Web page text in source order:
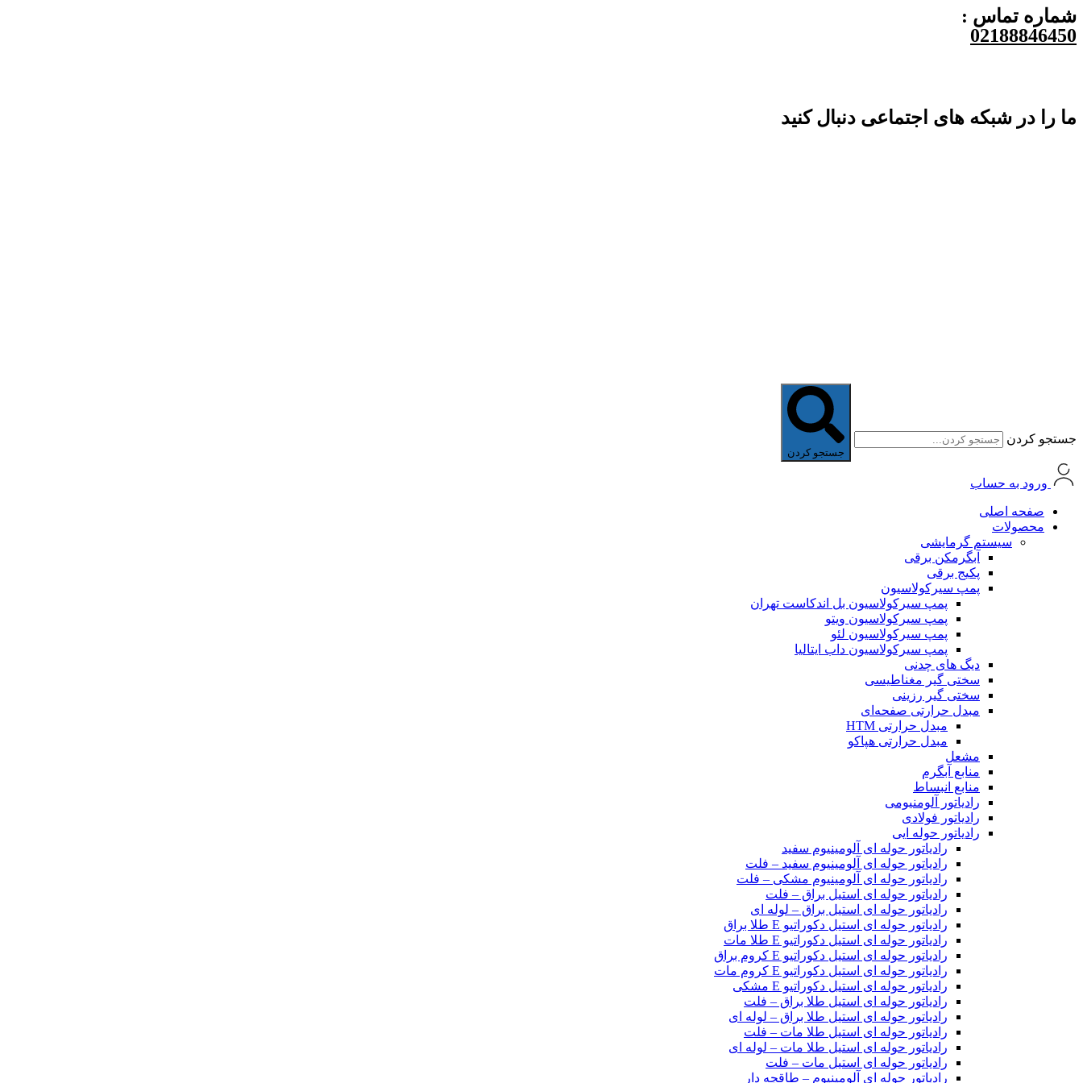
شماره تماس :
02188846450
ما را در شبکه های اجتماعی دنبال کنید
جستجو کردن
جستجو کردن
ورود به حساب
صفحه اصلی
محصولات
سیستم گرمایشی
آبگرمکن برقی
پکیج برقی
پمپ سیرکولاسیون
پمپ سیرکولاسیون بل اندکاست تهران
پمپ سیرکولاسیون ویتو
پمپ سیرکولاسیون لئو
پمپ سیرکولاسیون داب ایتالیا
دیگ های چدنی
سختی گیر مغناطیسی
سختی گیر رزینی
مبدل حرارتی صفحه‌ای
مبدل حرارتی HTM‎
مبدل حرارتی هپاکو
مشعل
منابع آبگرم
منابع انبساط
رادیاتور آلومنیومی
رادیاتور فولادی
رادیاتور حوله ایی
رادیاتور حوله ای آلومینیوم سفید
رادیاتور حوله ای آلومینیوم سفید – فلت
رادیاتور حوله ای آلومینیوم مشکی – فلت
رادیاتور حوله ای استیل براق – فلت
رادیاتور حوله ای استیل براق – لوله ای
رادیاتور حوله ای استیل دکوراتیو E طلا براق
رادیاتور حوله ای استیل دکوراتیو E طلا مات
رادیاتور حوله ای استیل دکوراتیو E کروم براق
رادیاتور حوله ای استیل دکوراتیو E کروم مات
رادیاتور حوله ای استیل دکوراتیو E مشکی
رادیاتور حوله ای استیل طلا براق – فلت
رادیاتور حوله ای استیل طلا براق – لوله ای
رادیاتور حوله ای استیل طلا مات – فلت
رادیاتور حوله ای استیل طلا مات – لوله ای
رادیاتور حوله ای استیل مات – فلت
رادیاتور حوله ای آلومینیوم – طاقچه دار